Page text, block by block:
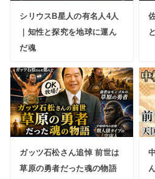
シリウスB星人の有名人4人
｜知性と探究を地球に運ん
だ魂
ガッツ石松さん追悼 前世は
草原の勇者だった魂の物語